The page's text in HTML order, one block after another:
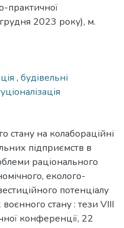
практичної
2023 року), м.
, будівельні
стану на колабораційні
підприємств в
раціонального
еколого-
потенціалу
воєнного стану : тези VIII
конференції, 22